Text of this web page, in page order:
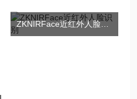
ZKNIRFace近红外人脸识别